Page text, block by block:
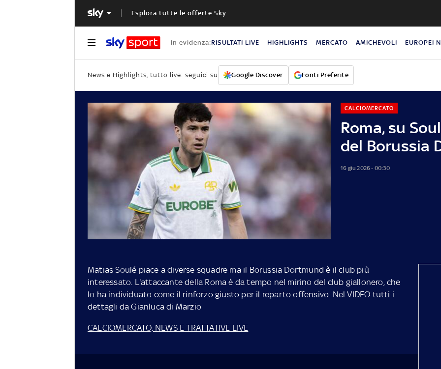
Esplora tutte le offerte Sky
In evidenza:RISULTATI LIVE HIGHLIGHTS MERCATO AMICHEVOLI EUROPEI
News e Highlights, tutto live: seguici su Google Discover Fonti Preferite
Roma, su
del Borussia
CALCIOMERCATO
16 giu 2026 - 00:30
Matias Soulé piace a diverse squadre ma il Borussia Dortmund è il club più
interessato. L'attaccante della Roma è da tempo nel mirino del club giallonero, che
lo ha individuato come il rinforzo giusto per il reparto offensivo. Nel VIDEO tutti i
dettagli da Gianluca di Marzio
CALCIOMERCATO, NEWS E TRATTATIVE LIVE